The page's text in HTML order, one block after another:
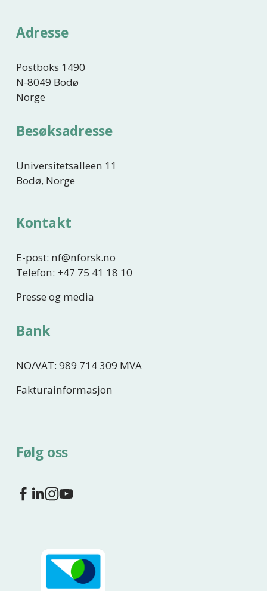
Adresse
Postboks 1490
N-8049 Bodø
Norge
Besøksadresse
Universitetsalleen 11
Bodø, Norge
Kontakt
E-post: nf@nforsk.no
Telefon: +47 75 41 18 10
Presse og media
Bank
NO/VAT: 989 714 309 MVA
Fakturainformasjon
Følg oss